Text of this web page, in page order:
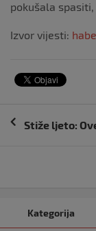
pokušala
Izvor vijesti:
Navigacija
Stiže ljeto:
Kategorija